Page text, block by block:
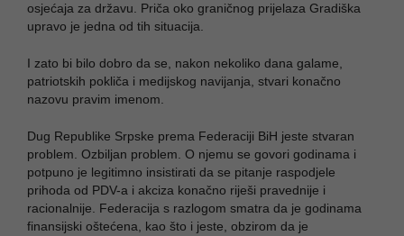
osjećaja za državu. Priča oko graničnog prijelaza Gradiška
upravo je jedna od tih situacija.
I zato bi bilo dobro da se, nakon nekoliko dana galame,
patriotskih pokliča i medijskog navijanja, stvari konačno
nazovu pravim imenom.
Dug Republike Srpske prema Federaciji BiH jeste stvaran
problem. Ozbiljan problem. O njemu se govori godinama i
potpuno je legitimno insistirati da se pitanje raspodjele
prihoda od PDV-a i akciza konačno riješi pravednije i
racionalnije. Federacija s razlogom smatra da je godinama
finansijski oštećena, kao što i jeste, obzirom da je